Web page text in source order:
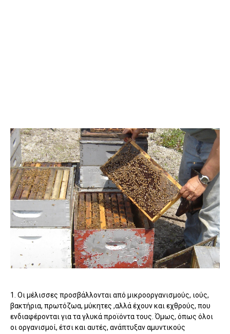
1. Οι μέλισσες προσβάλλονται από μικροοργανισμούς, ιούς,
βακτήρια, πρωτόζωα, μύκητες ,αλλά έχουν και εχθρούς, που
ενδιαφέρονται για τα γλυκά προϊόντα τους. Όμως, όπως όλοι
οι οργανισμοί, έτσι και αυτές, ανάπτυξαν αμυντικούς